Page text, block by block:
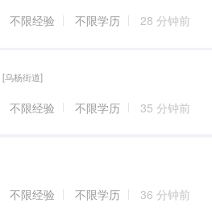
不限经验 不限学历 28 分钟前
[乌杨街道]
不限经验 不限学历 35 分钟前
不限经验 不限学历 36 分钟前